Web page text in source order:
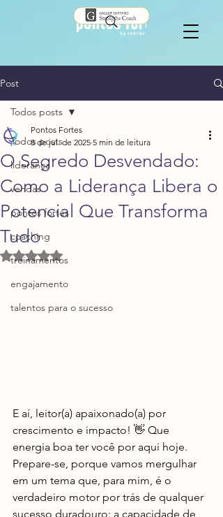
Post
Todos posts
liderança
vendas
pontos fortes
coaching
treinamentos
engajamento
talentos para o sucesso
Todos posts
O Segredo Desvendado:
Como a Liderança Libera o
Potencial Que Transforma
Tudo
Pontos Fortes
8 de jul. de 2025 5 min de leitura
Avaliado com NaN de 5 estrelas.
E aí, leitor(a) apaixonado(a) por
crescimento e impacto! 👋 Que
energia boa ter você por aqui hoje.
Prepare-se, porque vamos mergulhar
em um tema que, para mim, é o
verdadeiro motor por trás de qualquer
sucesso duradouro: a capacidade de